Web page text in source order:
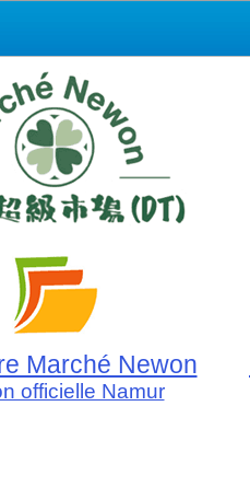
Marché Newon
officielle Namur